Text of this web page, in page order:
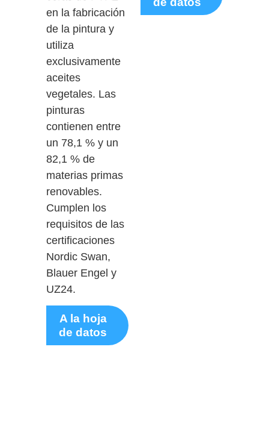
en la fabricación
de la pintura y
utiliza
exclusivamente
aceites
vegetales. Las
pinturas
contienen entre
un 78,1 % y un
82,1 % de
materias primas
renovables.
Cumplen los
requisitos de las
certificaciones
Nordic Swan,
Blauer Engel y
UZ24.
A la hoja
de datos